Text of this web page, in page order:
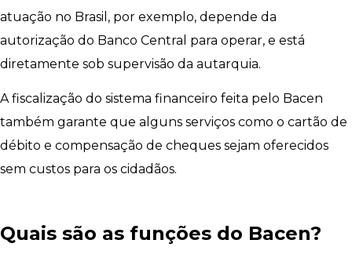
atuação no Brasil, por exemplo, depende da
autorização do Banco Central para operar, e está
diretamente sob supervisão da autarquia.
A fiscalização do sistema financeiro feita pelo Bacen
também garante que alguns serviços como o cartão de
débito e compensação de cheques sejam oferecidos
sem custos para os cidadãos.
Quais são as funções do Bacen?